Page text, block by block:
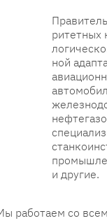
ри­тет­ных
ной
и другие.
работаем со